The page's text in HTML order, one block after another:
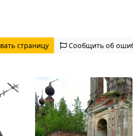
страницу Сообщить об